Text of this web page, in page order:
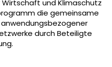
und Klimaschutz
die gemeinsame
anwendungsbezogener
durch Beteiligte